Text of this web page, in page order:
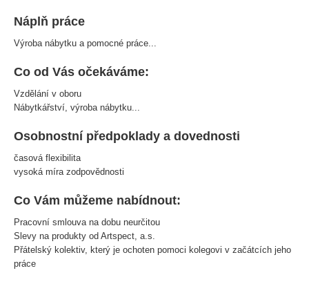
Náplň práce
Výroba nábytku a pomocné práce...
Co od Vás očekáváme:
Vzdělání v oboru
Nábytkářství, výroba nábytku...
Osobnostní předpoklady a dovednosti
časová flexibilita
vysoká míra zodpovědnosti
Co Vám můžeme nabídnout:
Pracovní smlouva na dobu neurčitou
Slevy na produkty od Artspect, a.s.
Přátelský kolektiv, který je ochoten pomoci kolegovi v začátcích jeho
práce